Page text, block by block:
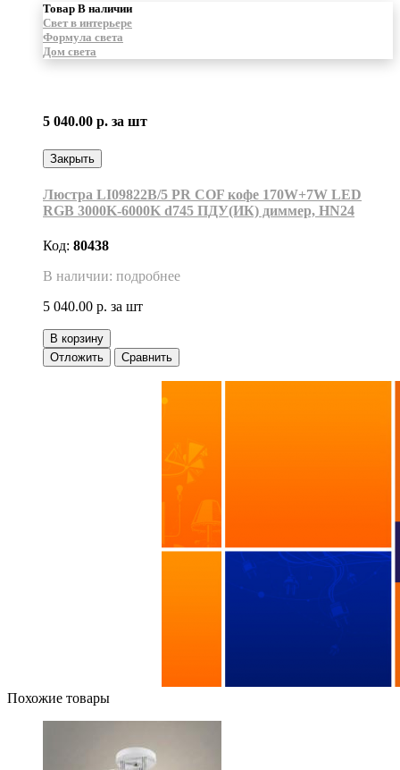
Товар В наличии
Свет в интерьере
Формула света
Дом света
5 040.00 р. за шт
Закрыть
Люстра LI09822B/5 PR COF кофе 170W+7W LED
RGB 3000K-6000K d745 ПДУ(ИК) диммер, HN24
Код: 80438
В наличии: подробнее
5 040.00 р. за шт
В корзину
Отложить
Сравнить
Похожие товары